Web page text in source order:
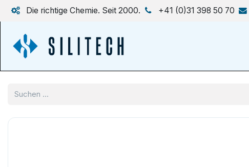
Zum Inhalt springen
Die richtige Chemie. Seit 2000. +41 (0)31 398 50 70